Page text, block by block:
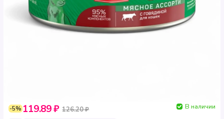
-5% 119.89 ₽ 126.20 ₽
В наличии